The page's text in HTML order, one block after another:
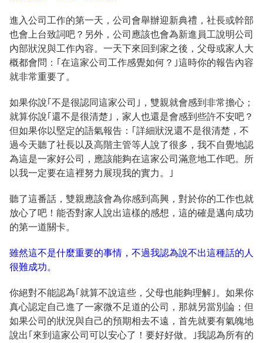
進入公司工作的第一天，公司會舉辦迎新典禮，社長或幹部
也會上台致詞吧？另外，公司應該也會為新進員工說明公司
內部狀況與工作內容。一天下來回到家之後，父母或家人大
概都會問：｢在這家公司工作感覺如何？｣這時你的報告內容
就非常重要了。
如果你說｢不是很認同這家公司｣，雙親就會感到非常擔心；
就算你說｢還不是很清楚｣，家人也還是會感到些許不安吧？
但如果你以堅定的語氣報告：｢詳細狀況還不是很清楚，不
過今天聽了社長以及高階主管等人說了很多，我不自覺地認
為這是一家好公司，應該能夠在這家公司滿意地工作吧。所
以我一定要在這裡努力展現我的實力。｣
聽了這番話，雙親應該會為你感到高興，對於你的工作也就
放心了吧！能否對家人說出這樣的感想，這的確是邁向成功
的第一道關卡。
雖然這不是什麼重要的事情，不過我認為說不出這種話的人
很難成功。
你絕對不能認為｢就算不說這些，父母也能夠理解｣。如果你
真心認定自己進了一家微不足道的公司，那就另當別論；但
如果公司的狀況與自己的預期相去不遠，首先就要有氣魄地
說出｢來到這家公司可以安心了！要好好做。｣我認為所有的